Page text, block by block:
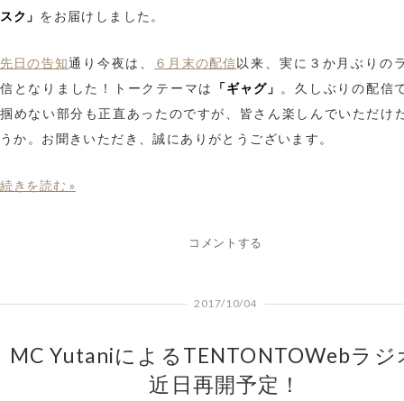
スク」 をお届けしました。
先日の告知通り今夜は、 ６月末の配信以来、実に３か月ぶりの
信となりました！トークテーマは
「ギャグ」
。久しぶりの配信
掴めない部分も正直あったのですが、皆さん楽しんでいただけ
うか。お聞きいただき、誠にありがとうございます。
続きを読む »
コメントする
2017/10/04
MC YutaniによるTENTONTOWebラジ
近日再開予定！